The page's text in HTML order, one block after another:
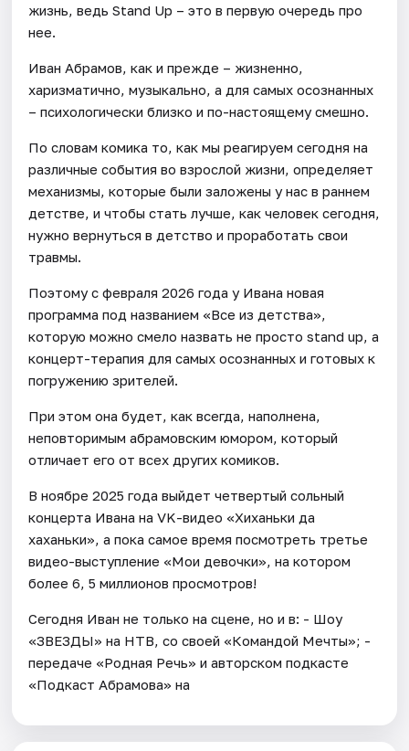
жизнь, ведь Stand Up – это в первую очередь про
нее.
Иван Абрамов, как и прежде – жизненно,
харизматично, музыкально, а для самых осознанных
– психологически близко и по-настоящему смешно.
По словам комика то, как мы реагируем сегодня на
различные события во взрослой жизни, определяет
механизмы, которые были заложены у нас в раннем
детстве, и чтобы стать лучше, как человек сегодня,
нужно вернуться в детство и проработать свои
травмы.
Поэтому с февраля 2026 года у Ивана новая
программа под названием «Все из детства»,
которую можно смело назвать не просто stand up, а
концерт-терапия для самых осознанных и готовых к
погружению зрителей.
При этом она будет, как всегда, наполнена,
неповторимым абрамовским юмором, который
отличает его от всех других комиков.
В ноябре 2025 года выйдет четвертый сольный
концерта Ивана на VK-видео «Хиханьки да
хаханьки», а пока самое время посмотреть третье
видео-выступление «Мои девочки», на котором
более 6, 5 миллионов просмотров!
Сегодня Иван не только на сцене, но и в: - Шоу
«ЗВЕЗДЫ» на НТВ, со своей «Командой Мечты»; -
передаче «Родная Речь» и авторском подкасте
«Подкаст Абрамова» на